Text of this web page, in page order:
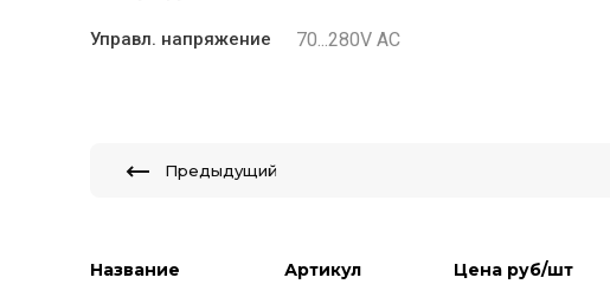
Управл. напряжение
70...280V AC
Предыдущий
Название Артикул Цена руб/шт